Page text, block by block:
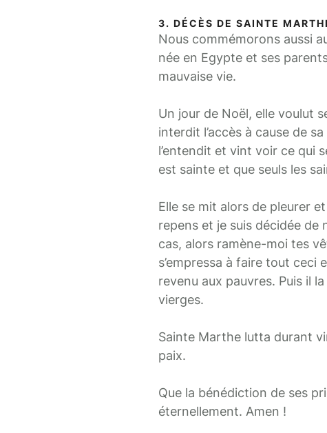
3. DÉCÈS DE SAINTE
Nous commémorons aussi
née en Egypte et ses
mauvaise vie.
Un jour de Noël, elle voulut
interdit l’accès à cause de
l’entendit et vint voir ce qui
est sainte et que seuls les
Elle se mit alors de pleurer
repens et je suis décidée de
cas, alors ramène-moi tes
s’empressa à faire tout ceci
revenu aux pauvres. Puis il
vierges.
Sainte Marthe lutta durant
paix.
Que la bénédiction de ses
éternellement. Amen !